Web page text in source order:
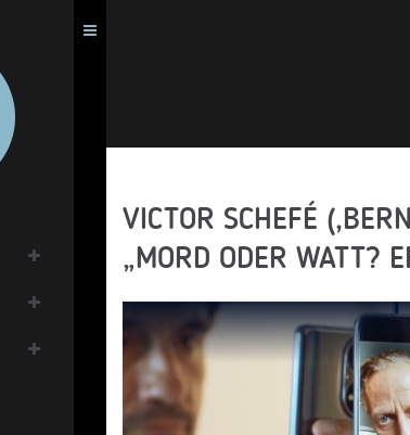
VICTOR SCHEFÉ
„MORD ODER WATT?